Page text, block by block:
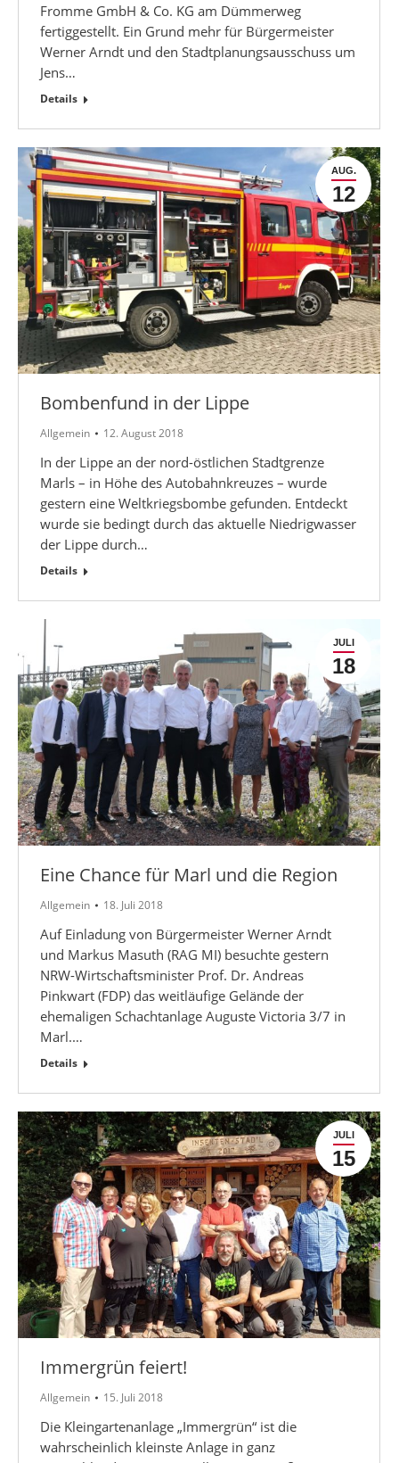
Fromme GmbH & Co. KG am Dümmerweg
fertiggestellt. Ein Grund mehr für Bürgermeister
Werner Arndt und den Stadtplanungsausschuss um
Jens…
Details
AUG.
12
Bombenfund in der Lippe
Allgemein 12. August 2018
In der Lippe an der nord-östlichen Stadtgrenze
Marls – in Höhe des Autobahnkreuzes – wurde
gestern eine Weltkriegsbombe gefunden. Entdeckt
wurde sie bedingt durch das aktuelle Niedrigwasser
der Lippe durch…
Details
JULI
18
Eine Chance für Marl und die Region
Allgemein 18. Juli 2018
Auf Einladung von Bürgermeister Werner Arndt
und Markus Masuth (RAG MI) besuchte gestern
NRW-Wirtschafts­minister Prof. Dr. Andreas
Pinkwart (FDP) das weitläufige Gelände der
ehemaligen Schachtanlage Auguste Victoria 3/7 in
Marl.…
Details
JULI
15
Immergrün feiert!
Allgemein 15. Juli 2018
Die Kleingartenanlage „Immergrün“ ist die
wahrscheinlich kleinste Anlage in ganz